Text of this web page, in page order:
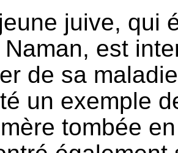
juive, qui
est
de sa
un exemple
tombée